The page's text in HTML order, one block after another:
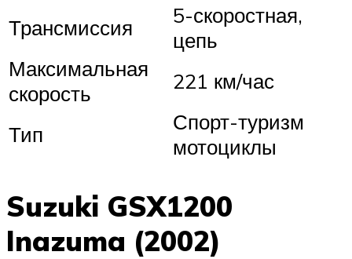
Трансмиссия
5-скоростная,
цепь
Максимальная
скорость
221 км/час
Тип
Спорт-туризм
мотоциклы
Suzuki GSX1200
Inazuma (2002)